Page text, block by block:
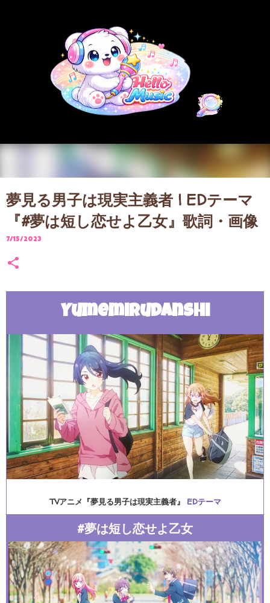
夢見る男子は現実主義者 | EDテーマ
『#夢は短し恋せよ乙女』歌詞・画像
7/15/2023
Yumemirudanshi
TVアニメ『夢見る男子は現実主義者』 EDテーマ
#夢は短し恋せよ乙女